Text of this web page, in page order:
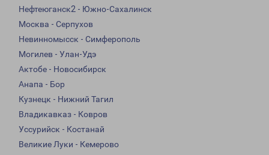
Нефтеюганск2 - Южно-Сахалинск
Москва - Серпухов
Невинномысск - Симферополь
Могилев - Улан-Удэ
Актобе - Новосибирск
Анапа - Бор
Кузнецк - Нижний Тагил
Владикавказ - Ковров
Уссурийск - Костанай
Великие Луки - Кемерово